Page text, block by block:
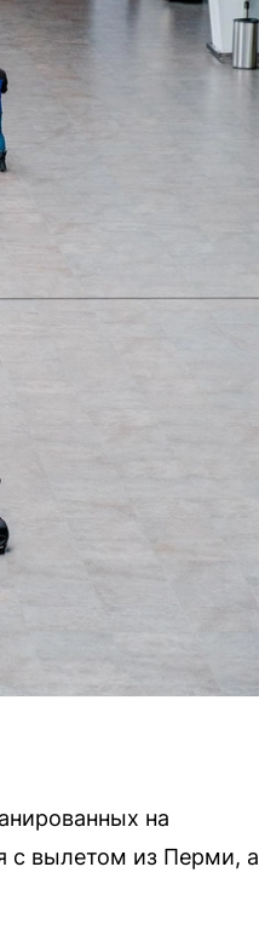
на
с вылетом из Перми, а